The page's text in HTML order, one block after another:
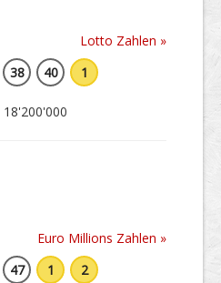
Lotto Zahlen »
38 40 1
18'200'000
Euro Millions Zahlen »
47 1 2